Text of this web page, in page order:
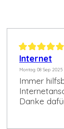
Internet
Montag 08 Sep 2025
Immer
Danke